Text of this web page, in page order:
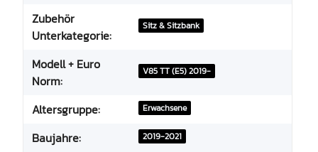
Zubehör
Unterkategorie:
Sitz & Sitzbank
Modell + Euro
Norm:
V85 TT (E5) 2019-
Altersgruppe: Erwachsene
Baujahre: 2019-2021